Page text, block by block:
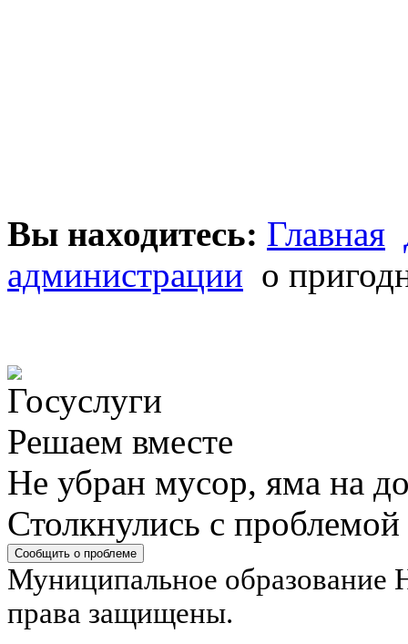
Вы находитесь: Главная
администрации о
Решаем вместе
Не убран мусор, яма на
Столкнулись с
Сообщить о проблеме
Муниципальное образование
права защищены.